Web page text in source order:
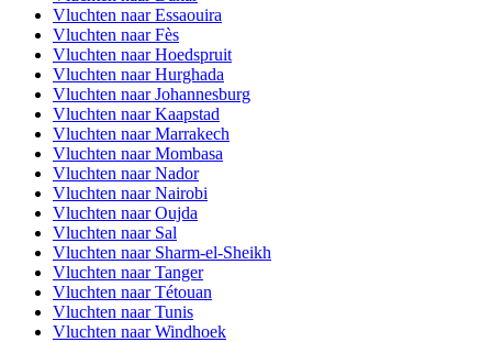
Vluchten naar Essaouira
Vluchten naar Fès
Vluchten naar Hoedspruit
Vluchten naar Hurghada
Vluchten naar Johannesburg
Vluchten naar Kaapstad
Vluchten naar Marrakech
Vluchten naar Mombasa
Vluchten naar Nador
Vluchten naar Nairobi
Vluchten naar Oujda
Vluchten naar Sal
Vluchten naar Sharm-el-Sheikh
Vluchten naar Tanger
Vluchten naar Tétouan
Vluchten naar Tunis
Vluchten naar Windhoek